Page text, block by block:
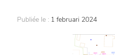
Publiée le : 1 februari 2024